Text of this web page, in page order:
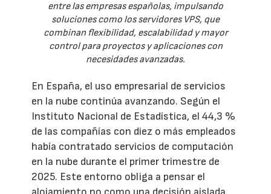
entre las empresas españolas, impulsando
soluciones como los servidores VPS, que
combinan flexibilidad, escalabilidad y mayor
control para proyectos y aplicaciones con
necesidades avanzadas.
En España, el uso empresarial de servicios
en la nube continúa avanzando. Según el
Instituto Nacional de Estadística, el 44,3 %
de las compañías con diez o más empleados
había contratado servicios de computación
en la nube durante el primer trimestre de
2025. Este entorno obliga a pensar el